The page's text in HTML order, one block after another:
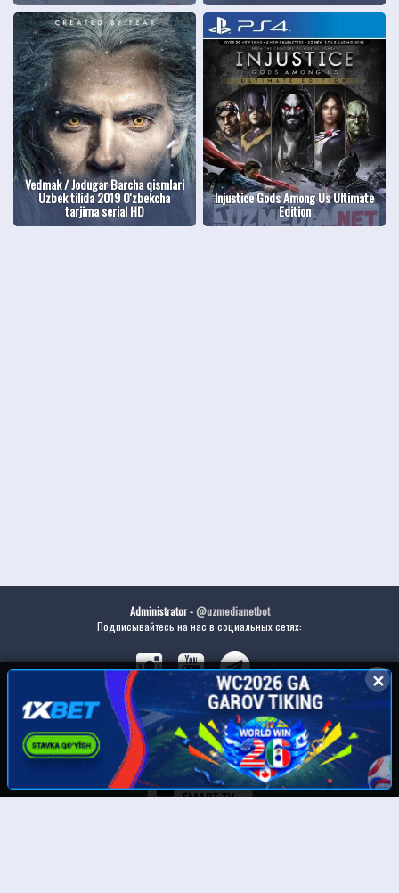
Vedmak / Jodugar Barcha qismlari
Uzbek tilida 2019 O'zbekcha
tarjima serial HD
Injustice Gods Among Us Ultimate
Edition
Administrator -@uzmedianetbot
Подписывайтесь на нас в социальных сетях:
Скачайте наше приложение:
✕
✕